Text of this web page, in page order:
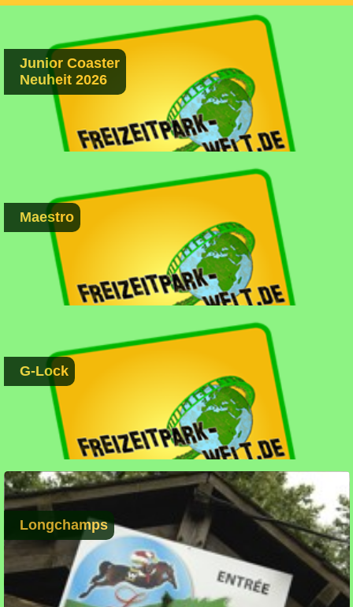
Junior Coaster
Neuheit 2026
Maestro
G-Lock
Longchamps